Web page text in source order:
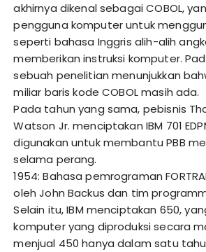
akhirnya dikenal sebagai COBOL,
pengguna komputer untuk
seperti bahasa Inggris alih-alih
memberikan instruksi komputer.
sebuah penelitian menunjukkan
miliar baris kode COBOL masih ada.
Pada tahun yang sama, pebisnis
Watson Jr. menciptakan IBM 701
digunakan untuk membantu PBB
selama perang.
1954: Bahasa pemrograman
oleh John Backus dan tim
Selain itu, IBM menciptakan 650,
komputer yang diproduksi secara
menjual 450 hanya dalam satu